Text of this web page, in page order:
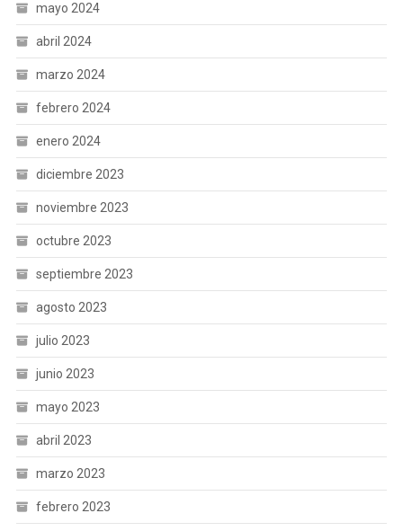
mayo 2024
abril 2024
marzo 2024
febrero 2024
enero 2024
diciembre 2023
noviembre 2023
octubre 2023
septiembre 2023
agosto 2023
julio 2023
junio 2023
mayo 2023
abril 2023
marzo 2023
febrero 2023